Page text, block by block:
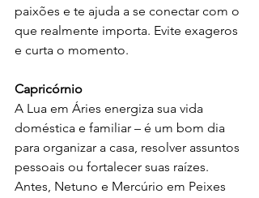
paixões e te ajuda a se conectar com o
que realmente importa. Evite exageros
e curta o momento.
Capricórnio
A Lua em Áries energiza sua vida
doméstica e familiar – é um bom dia
para organizar a casa, resolver assuntos
pessoais ou fortalecer suas raízes.
Antes, Netuno e Mercúrio em Peixes